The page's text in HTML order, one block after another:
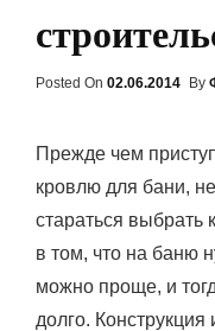
Posted On Posted
02.06.2014 By
Прежде чем
кровлю для бани,
стараться выбрать
в том, что на баню
можно проще, и
долго.